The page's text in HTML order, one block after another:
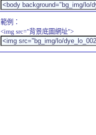
範例：
<img src="背景底圖網址">